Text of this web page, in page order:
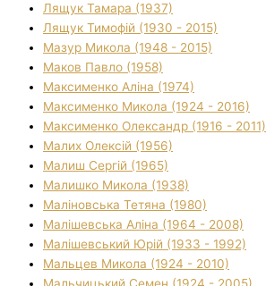
Лящук Тамара (1937)
Лящук Тимофій (1930 - 2015)
Мазур Микола (1948 - 2015)
Маков Павло (1958)
Максименко Аліна (1974)
Максименко Микола (1924 - 2016)
Максименко Олександр (1916 - 2011)
Малих Олексій (1956)
Малиш Сергій (1965)
Малишко Микола (1938)
Маліновська Тетяна (1980)
Малішевська Аліна (1964 - 2008)
Малішевський Юрій (1933 - 1992)
Мальцев Микола (1924 - 2010)